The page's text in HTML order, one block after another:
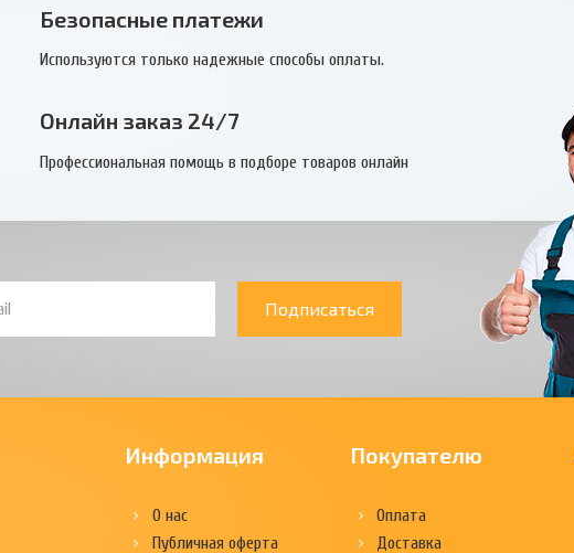
Безопасные платежи
Используются только надежные способы оплаты.
Онлайн заказ 24/7
Профессиональная помощь в подборе товаров онлайн
Подписаться
Информация
О нас
Публичная оферта
Покупателю
Оплата
Доставка